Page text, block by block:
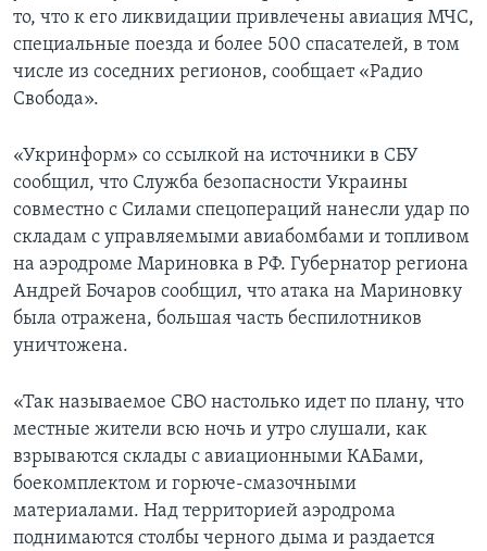
то, что к его ликвидации привлечены авиация МЧС,
специальные поезда и более 500 спасателей, в том
числе из соседних регионов, сообщает «Радио
Свобода».
«Укринформ» со ссылкой на источники в СБУ
сообщил, что Служба безопасности Украины
совместно с Силами спецопераций нанесли удар по
складам с управляемыми авиабомбами и топливом
на аэродроме Мариновка в РФ. Губернатор региона
Андрей Бочаров сообщил, что атака на Мариновку
была отражена, большая часть беспилотников
уничтожена.
«Так называемое СВО настолько идет по плану, что
местные жители всю ночь и утро слушали, как
взрываются склады с авиационными КАБами,
боекомплектом и горюче-смазочными
материалами. Над территорией аэродрома
поднимаются столбы черного дыма и раздается